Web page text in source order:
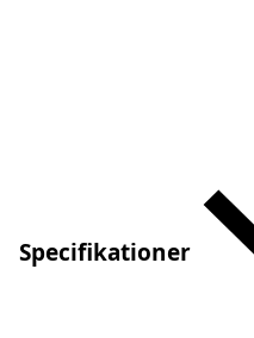
Specifikationer